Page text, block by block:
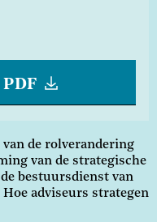
de rolverandering
van de strategische
bestuursdienst van
adviseurs strategen